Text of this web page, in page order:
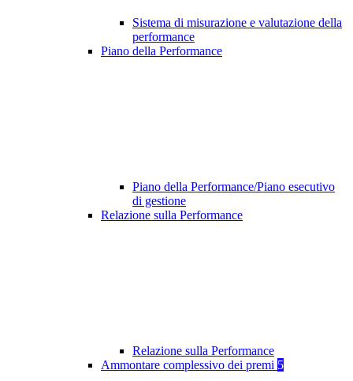
Sistema di misurazione e valutazione della
performance
Piano della Performance
Piano della Performance/Piano esecutivo
di gestione
Relazione sulla Performance
Relazione sulla Performance
Ammontare complessivo dei premi 5